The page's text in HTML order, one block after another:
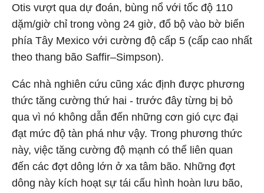
Otis vượt qua dự đoán, bùng nổ với tốc độ 110
dặm/giờ chỉ trong vòng 24 giờ, đổ bộ vào bờ biển
phía Tây Mexico với cường độ cấp 5 (cấp cao nhất
theo thang bão Saffir–Simpson).
Các nhà nghiên cứu cũng xác định được phương
thức tăng cường thứ hai - trước đây từng bị bỏ
qua vì nó không dẫn đến những cơn gió cực đại
đạt mức độ tàn phá như vậy. Trong phương thức
này, việc tăng cường độ mạnh có thể liên quan
đến các đợt dông lớn ở xa tâm bão. Những đợt
dông này kích hoạt sự tái cấu hình hoàn lưu bão,